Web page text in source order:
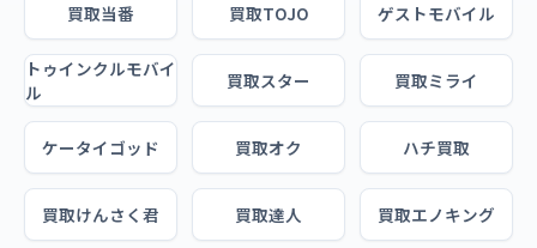
買取当番 買取TOJO ゲストモバイル
トゥインクルモバイ
ル
買取スター 買取ミライ
ケータイゴッド 買取オク ハチ買取
買取けんさく君 買取達人 買取エノキング